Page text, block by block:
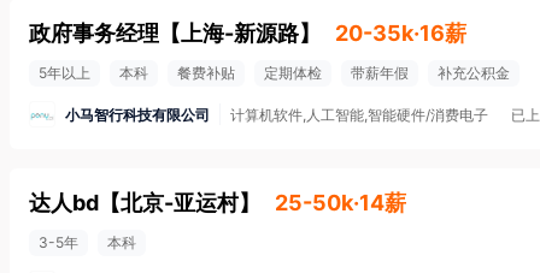
政府事务经理 【 上海-新源路】 20-35k·16薪
5年以上 本科 餐费补贴 定期体检 带薪年假 补充公积金
小马智行科技有限公司 计算机软件,人工智能,智能硬件/消费电子 已
达人bd 【北京-亚运村】 25-50k·14薪
3-5年 本科